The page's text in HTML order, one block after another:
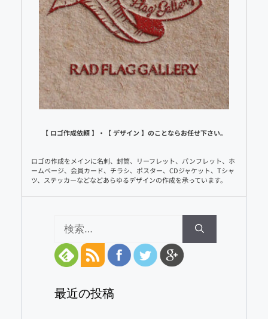
【 ロゴ作成依頼 】・【 デザイン 】のことならお任せ下さい。
ロゴの作成をメインに名刺、封筒、リーフレット、パンフレット、ホ
ームページ、会員カード、チラシ、ポスター、CDジャケット、Tシャ
ツ、ステッカーなどなどあらゆるデザインの作成を承っています。
索:
最近の投稿